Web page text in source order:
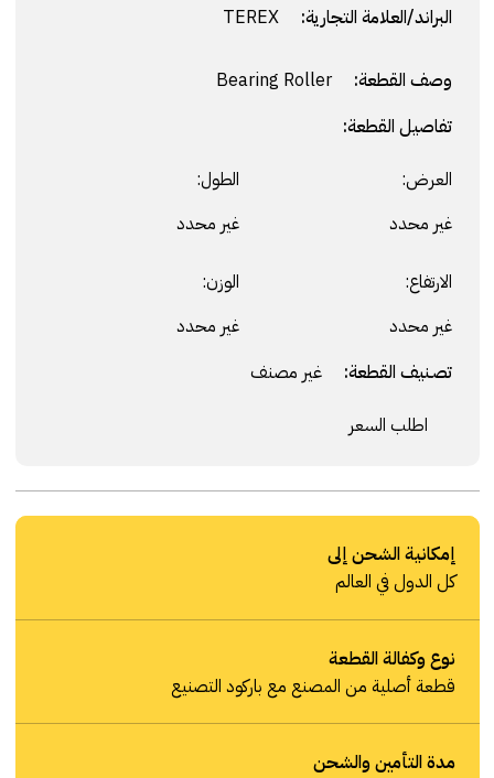
البراند/العلامة التجارية: TEREX
وصف القطعة:
Bearing Roller
تفاصيل القطعة:
العرض:
غير محدد
الطول:
غير محدد
الارتفاع:
غير محدد
الوزن:
غير محدد
تصنيف القطعة: غير مصنف
اطلب السعر
إمكانية الشحن إلى
كل الدول في العالم
نوع وكفالة القطعة
قطعة أصلية من المصنع مع باركود التصنيع
مدة التأمين والشحن